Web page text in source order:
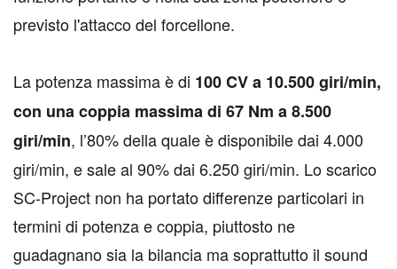
previsto l'attacco del forcellone.
La potenza massima è di 100 CV a 10.500 giri/min,
con una coppia massima di 67 Nm a 8.500
giri/min, l’80% della quale è disponibile dai 4.000
giri/min, e sale al 90% dai 6.250 giri/min. Lo scarico
SC-Project non ha portato differenze particolari in
termini di potenza e coppia, piuttosto ne
guadagnano sia la bilancia ma soprattutto il sound